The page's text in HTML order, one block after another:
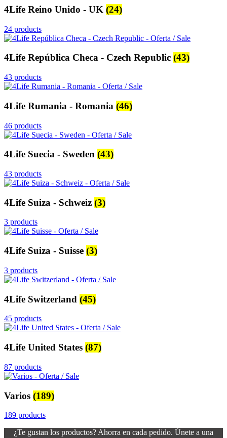
4Life Reino Unido - UK (24)
24 products
4Life República Checa - Czech Republic (43)
43 products
4Life Rumania - Romania (46)
46 products
4Life Suecia - Sweden (43)
43 products
4Life Suiza - Schweiz (3)
3 products
4Life Suiza - Suisse (3)
3 products
4Life Switzerland (45)
45 products
4Life United States (87)
87 products
Varios (189)
189 products
¿Te gustan los productos? Ahorra en cada pedido. Únete a una